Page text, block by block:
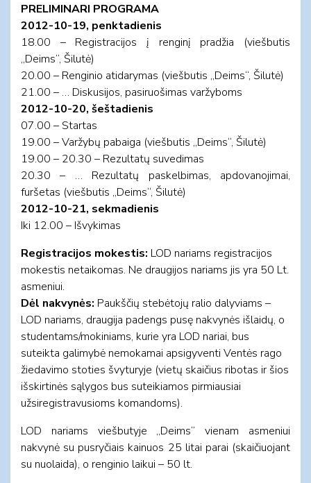
PRELIMINARI PROGRAMA
2012-10-19, penktadienis
18.00 – Registracijos į renginį pradžia (viešbutis
„Deims“, Šilutė)
20.00 – Renginio atidarymas (viešbutis „Deims“, Šilutė)
21.00 – … Diskusijos, pasiruošimas varžyboms
2012-10-20, šeštadienis
07.00 – Startas
19.00 – Varžybų pabaiga (viešbutis „Deims“, Šilutė)
19.00 – 20.30 – Rezultatų suvedimas
20.30 – … Rezultatų paskelbimas, apdovanojimai,
furšetas (viešbutis „Deims“, Šilutė)
2012-10-21, sekmadienis
Iki 12.00 – Išvykimas
Registracijos mokestis: LOD nariams registracijos
mokestis netaikomas. Ne draugijos nariams jis yra 50 Lt.
asmeniui.
Dėl nakvynės: Paukščių stebėtojų ralio dalyviams –
LOD nariams, draugija padengs pusę nakvynės išlaidų, o
studentams/mokiniams, kurie yra LOD nariai, bus
suteikta galimybė nemokamai apsigyventi Ventės rago
žiedavimo stoties švyturyje (vietų skaičius ribotas ir šios
išskirtinės sąlygos bus suteikiamos pirmiausiai
užsiregistravusioms komandoms).
LOD nariams viešbutyje „Deims“ vienam asmeniui
nakvynė su pusryčiais kainuos 25 litai parai (skaičiuojant
su nuolaida), o renginio laikui – 50 lt.